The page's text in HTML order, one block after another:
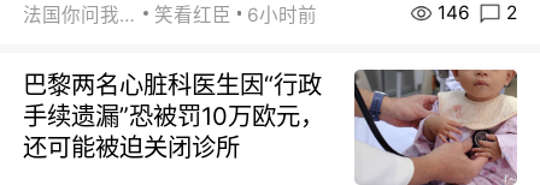
法国你问我答 笑看红臣 6小时前 146 2
巴黎两名心脏科医生因“行政
手续遗漏”恐被罚10万欧元，
还可能被迫关闭诊所